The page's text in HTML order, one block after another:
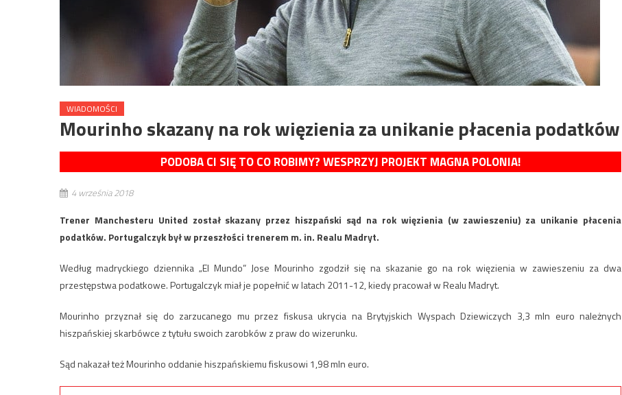
WIADOMOŚCI
Mourinho skazany na rok więzienia za unikanie płacenia podatków
PODOBA CI SIĘ TO CO ROBIMY? WESPRZYJ PROJEKT MAGNA POLONIA!
4 września 2018
Trener Manchesteru United został skazany przez hiszpański sąd na rok więzienia (w zawieszeniu) za unikanie płacenia
podatków. Portugalczyk był w przeszłości trenerem m. in. Realu Madryt.
Według madryckiego dziennika „El Mundo” Jose Mourinho zgodził się na skazanie go na rok więzienia w zawieszeniu za dwa
przestępstwa podatkowe. Portugalczyk miał je popełnić w latach 2011-12, kiedy pracował w Realu Madryt.
Mourinho przyznał się do zarzucanego mu przez fiskusa ukrycia na Brytyjskich Wyspach Dziewiczych 3,3 mln euro należnych
hiszpańskiej skarbówce z tytułu swoich zarobków z praw do wizerunku.
Sąd nakazał też Mourinho oddanie hiszpańskiemu fiskusowi 1,98 mln euro.